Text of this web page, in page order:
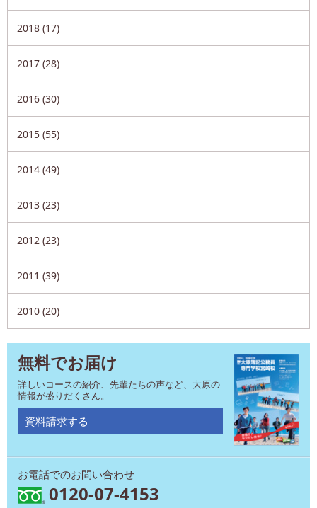
2018 (17)
2017 (28)
2016 (30)
2015 (55)
2014 (49)
2013 (23)
2012 (23)
2011 (39)
2010 (20)
無料でお届け
詳しいコースの紹介、先輩たちの声など、大原の
情報が盛りだくさん。
資料請求する
お電話でのお問い合わせ
0120-07-4153